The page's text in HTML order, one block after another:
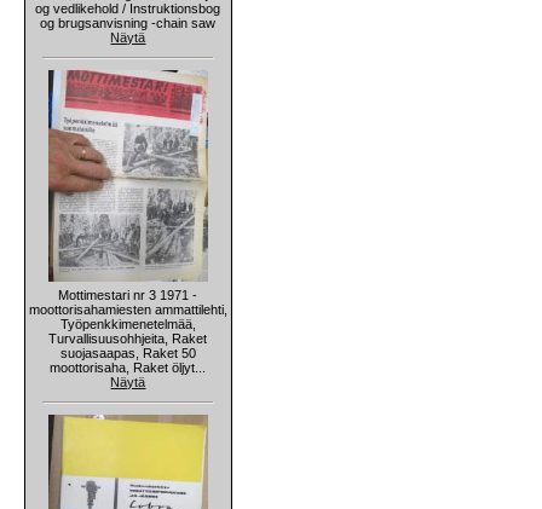
og vedlikehold / Instruktionsbog
og brugsanvisning -chain saw
Näytä
Mottimestari nr 3 1971 -
moottorisahamiesten ammattilehti,
Työpenkkimenetelmää,
Turvallisuusohhjeita, Raket
suojasaapas, Raket 50
moottorisaha, Raket öljyt...
Näytä